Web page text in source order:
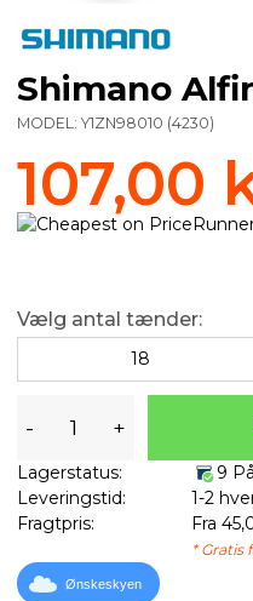
Shimano
MODEL: Y1ZN98010 (4230)
107,00
Vælg antal tænder:
18
- +
Lagerstatus:
9
Leveringstid:
1-2
Fragtpris:
Fra
* Gratis
Ønskeskyen